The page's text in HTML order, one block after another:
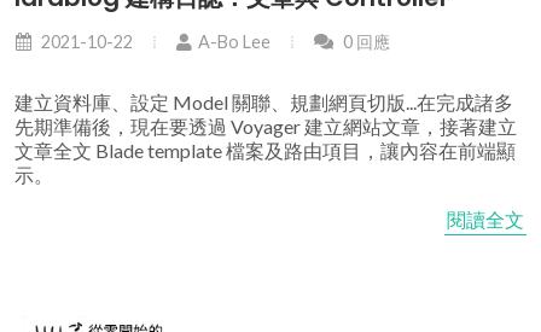
2021-10-22 A-Bo Lee 0 回應
建立資料庫、設定 Model 關聯、規劃網頁切版...在完成諸多
先期準備後，現在要透過 Voyager 建立網站文章，接著建立
文章全文 Blade template 檔案及路由項目，讓內容在前端顯
示。
閱讀全文